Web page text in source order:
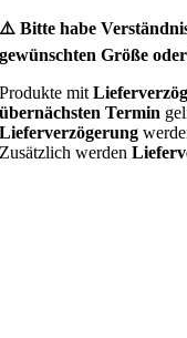
⚠️ Bitte habe
gewünschten Größe
Produkte mit
übernächsten Termin
Lieferverzögerung
Zusätzlich werden